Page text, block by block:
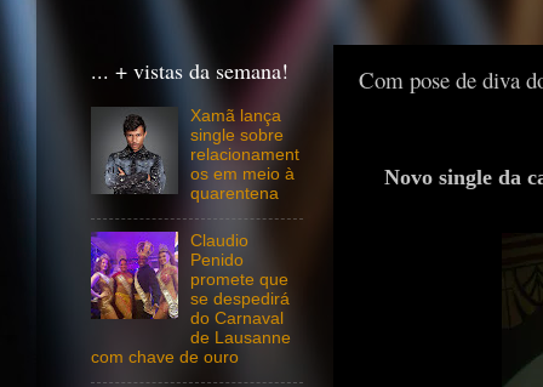
Com pose de diva
Novo single da
... + vistas da semana!
Xamã lança
single sobre
relacionament
os em meio à
quarentena
Claudio
Penido
promete que
se despedirá
do Carnaval
de Lausanne
com chave de ouro